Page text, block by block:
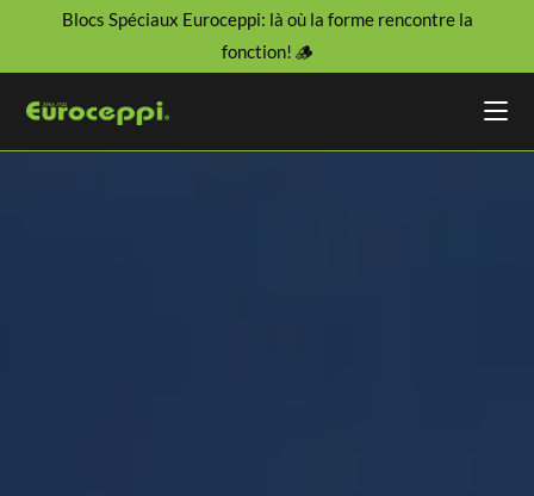
Blocs Spéciaux Euroceppi: là où la forme rencontre la
fonction! 🪵